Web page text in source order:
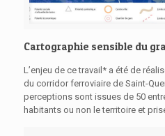
Cartographie sensible du
L’enjeu de ce travail* a été de
du corridor ferroviaire de Saint-
perceptions sont issues de 50
habitants ou non le territoire et